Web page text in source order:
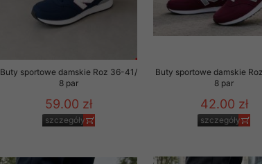
Buty sportowe damskie Roz 36-41/
8 par
59.00 zł
szczegóły
Buty sportowe damskie
8 par
42.00 zł
szczegóły